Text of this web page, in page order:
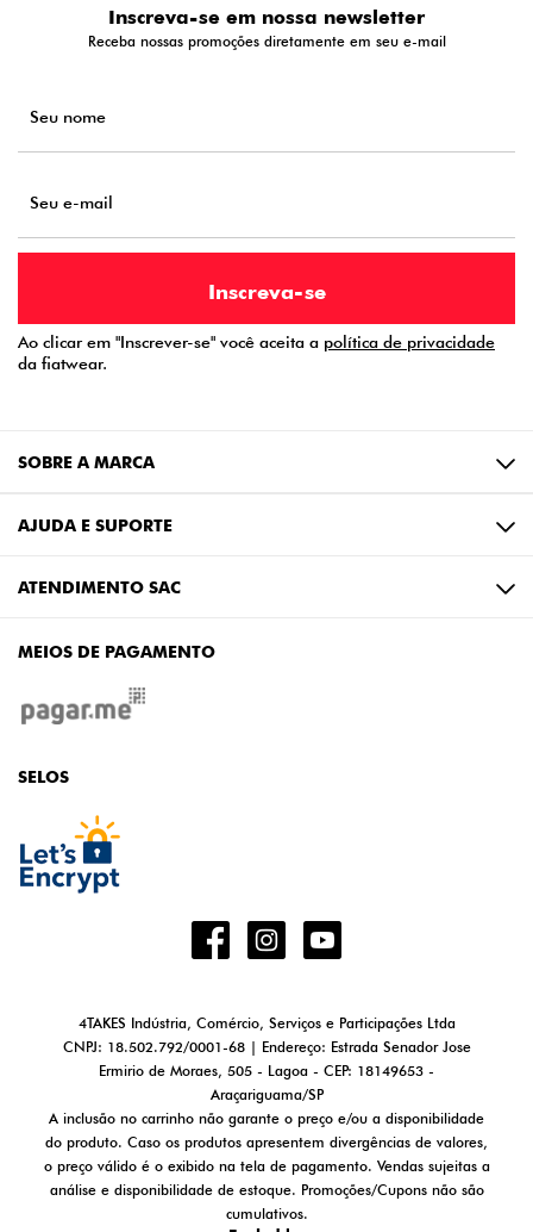
Inscreva-se em nossa newsletter
Receba nossas promoções diretamente em seu e-mail
Ao clicar em "Inscrever-se" você aceita a política de privacidade
da fiatwear.
SOBRE A MARCA
AJUDA E SUPORTE
ATENDIMENTO SAC
MEIOS DE PAGAMENTO
SELOS
4TAKES Indústria, Comércio, Serviços e Participações Ltda
CNPJ: 18.502.792/0001-68 | Endereço: Estrada Senador Jose
Ermirio de Moraes, 505 - Lagoa - CEP: 18149653 -
Araçariguama/SP
A inclusão no carrinho não garante o preço e/ou a disponibilidade
do produto. Caso os produtos apresentem divergências de valores,
o preço válido é o exibido na tela de pagamento. Vendas sujeitas a
análise e disponibilidade de estoque. Promoções/Cupons não são
cumulativos.